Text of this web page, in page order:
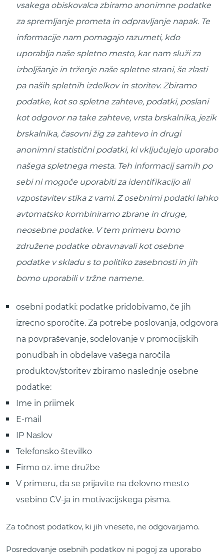
vsakega obiskovalca zbiramo anonimne podatke
za spremljanje prometa in odpravljanje napak. Te
informacije nam pomagajo razumeti, kdo
uporablja naše spletno mesto, kar nam služi za
izboljšanje in trženje naše spletne strani, še zlasti
pa naših spletnih izdelkov in storitev. Zbiramo
podatke, kot so spletne zahteve, podatki, poslani
kot odgovor na take zahteve, vrsta brskalnika, jezik
brskalnika, časovni žig za zahtevo in drugi
anonimni statistični podatki, ki vključujejo uporabo
našega spletnega mesta. Teh informacij samih po
sebi ni mogoče uporabiti za identifikacijo ali
vzpostavitev stika z vami. Z osebnimi podatki lahko
avtomatsko kombiniramo zbrane in druge,
neosebne podatke. V tem primeru bomo
združene podatke obravnavali kot osebne
podatke v skladu s to politiko zasebnosti in jih
bomo uporabili v tržne namene.
osebni podatki: podatke pridobivamo, če jih
izrecno sporočite. Za potrebe poslovanja, odgovora
na povpraševanje, sodelovanje v promocijskih
ponudbah in obdelave vašega naročila
produktov/storitev zbiramo naslednje osebne
podatke:
Ime in priimek
E-mail
IP Naslov
Telefonsko številko
Firmo oz. ime družbe
V primeru, da se prijavite na delovno mesto
vsebino CV-ja in motivacijskega pisma.
Za točnost podatkov, ki jih vnesete, ne odgovarjamo.
Posredovanje osebnih podatkov ni pogoj za uporabo